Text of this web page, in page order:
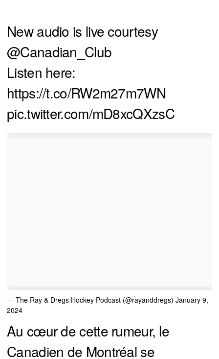
New audio is live courtesy
@Canadian_Club
Listen here:
https://t.co/RW2m27m7WN
pic.twitter.com/mD8xcQXzsC
— The Ray & Dregs Hockey Podcast (@rayanddregs) January 9,
2024
Au cœur de cette rumeur, le
Canadien de Montréal se